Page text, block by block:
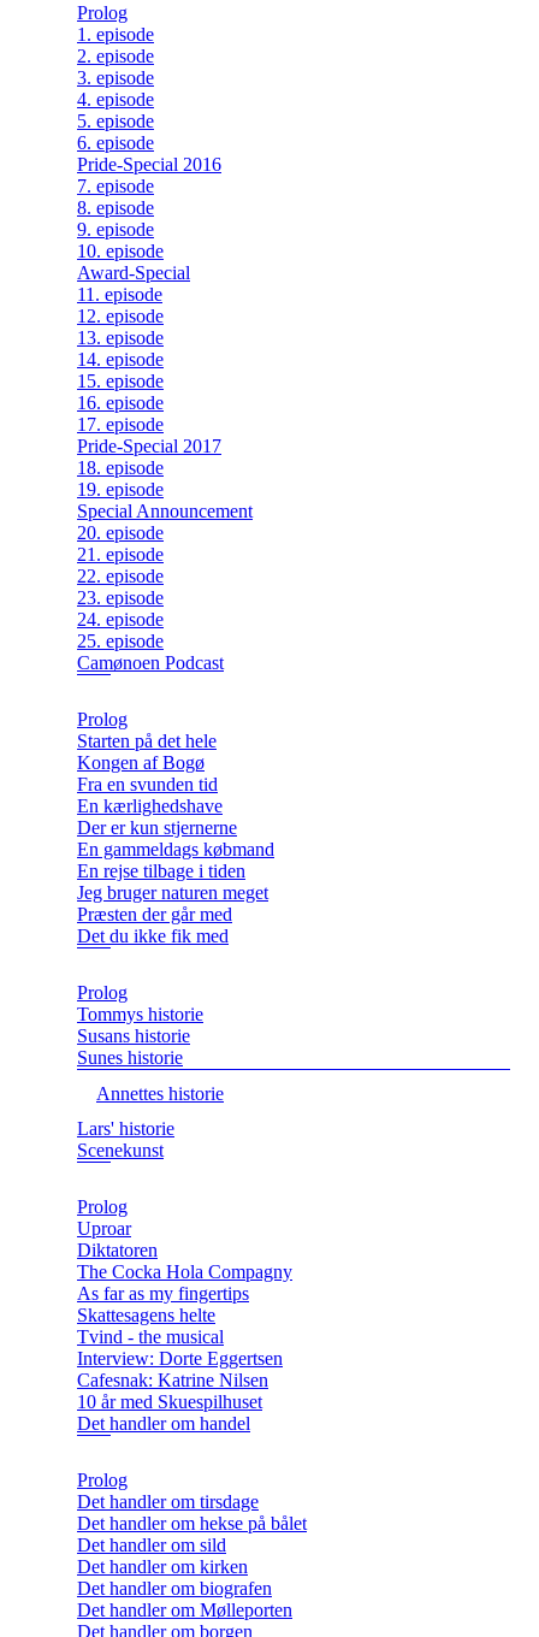
Prolog
1. episode
2. episode
3. episode
4. episode
5. episode
6. episode
Pride-Special 2016
7. episode
8. episode
9. episode
10. episode
Award-Special
11. episode
12. episode
13. episode
14. episode
15. episode
16. episode
17. episode
Pride-Special 2017
18. episode
19. episode
Special Announcement
20. episode
21. episode
22. episode
23. episode
24. episode
25. episode
Camønoen Podcast
Prolog
Starten på det hele
Kongen af Bogø
Fra en svunden tid
En kærlighedshave
Der er kun stjernerne
En gammeldags købmand
En rejse tilbage i tiden
Jeg bruger naturen meget
Præsten der går med
Det du ikke fik med
Prolog
Tommys historie
Susans historie
Sunes historie
Annettes historie
Lars' historie
Scenekunst
Prolog
Uproar
Diktatoren
The Cocka Hola Compagny
As far as my fingertips
Skattesagens helte
Tvind - the musical
Interview: Dorte Eggertsen
Cafesnak: Katrine Nilsen
10 år med Skuespilhuset
Det handler om handel
Prolog
Det handler om tirsdage
Det handler om hekse på bålet
Det handler om sild
Det handler om kirken
Det handler om biografen
Det handler om Mølleporten
Det handler om borgen